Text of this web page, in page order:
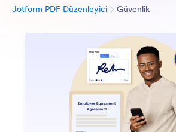
Jotform PDF Düzenleyici GüvenlikKategori